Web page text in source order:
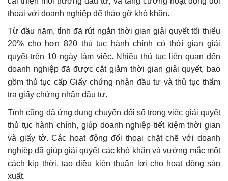
thoại với doanh nghiệp để tháo gỡ khó khăn.
Từ đầu năm, tỉnh đã rút ngắn thời gian giải quyết tối thiểu
20% cho hơn 820 thủ tục hành chính có thời gian giải
quyết trên 10 ngày làm việc. Nhiều thủ tục liên quan đến
doanh nghiệp đã được cắt giảm thời gian giải quyết, bao
gồm thủ tục cấp Giấy chứng nhận đầu tư và thủ tục thẩm
tra giấy chứng nhận đầu tư.
Tỉnh cũng đã ứng dụng chuyển đổi số trong việc giải quyết
thủ tục hành chính, giúp doanh nghiệp tiết kiệm thời gian
và giấy tờ. Các hoạt động đối thoại chặt chẽ với doanh
nghiệp đã giúp giải quyết các khó khăn và vướng mắc một
cách kịp thời, tạo điều kiện thuận lợi cho hoạt động sản
xuất.